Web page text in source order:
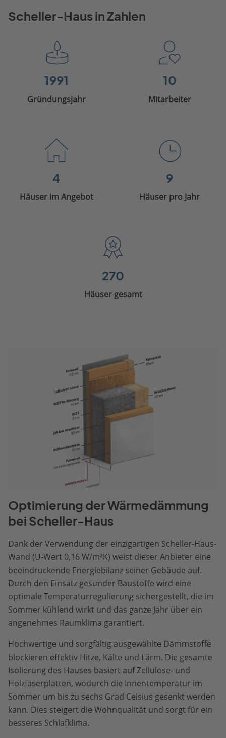
Scheller-Haus in Zahlen
1991
Gründungsjahr
10
Mitarbeiter
4
Häuser im Angebot
9
Häuser pro Jahr
270
Häuser gesamt
Optimierung der Wärmedämmung
bei Scheller-Haus
Dank der Verwendung der einzigartigen Scheller-Haus-
Wand (U-Wert 0,16 W/m²K) weist dieser Anbieter eine
beeindruckende Energiebilanz seiner Gebäude auf.
Durch den Einsatz gesunder Baustoffe wird eine
optimale Temperaturregulierung sichergestellt, die im
Sommer kühlend wirkt und das ganze Jahr über ein
angenehmes Raumklima garantiert.
Hochwertige und sorgfältig ausgewählte Dämmstoffe
blockieren effektiv Hitze, Kälte und Lärm. Die gesamte
Isolierung des Hauses basiert auf Zellulose- und
Holzfaserplatten, wodurch die Innentemperatur im
Sommer um bis zu sechs Grad Celsius gesenkt werden
kann. Dies steigert die Wohnqualität und sorgt für ein
besseres Schlafklima.